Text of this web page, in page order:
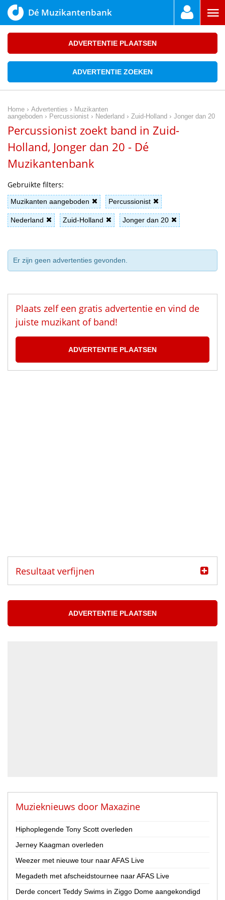
Dé Muzikantenbank
ADVERTENTIE PLAATSEN
ADVERTENTIE ZOEKEN
Home › Advertenties › Muzikanten
aangeboden › Percussionist › Nederland › Zuid-Holland › Jonger dan 20
Percussionist zoekt band in Zuid-
Holland, Jonger dan 20 - Dé
Muzikantenbank
Gebruikte filters:
Muzikanten aangeboden Percussionist
Nederland Zuid-Holland Jonger dan 20
Er zijn geen advertenties gevonden.
Plaats zelf een gratis advertentie en vind de
juiste muzikant of band!
ADVERTENTIE PLAATSEN
Resultaat verfijnen
Nederland
België
Provincie
Drenthe
Flevoland
ADVERTENTIE PLAATSEN
Muzieknieuws door Maxazine
Hiphoplegende Tony Scott overleden
Jerney Kaagman overleden
Weezer met nieuwe tour naar AFAS Live
Megadeth met afscheidstournee naar AFAS Live
Derde concert Teddy Swims in Ziggo Dome aangekondigd